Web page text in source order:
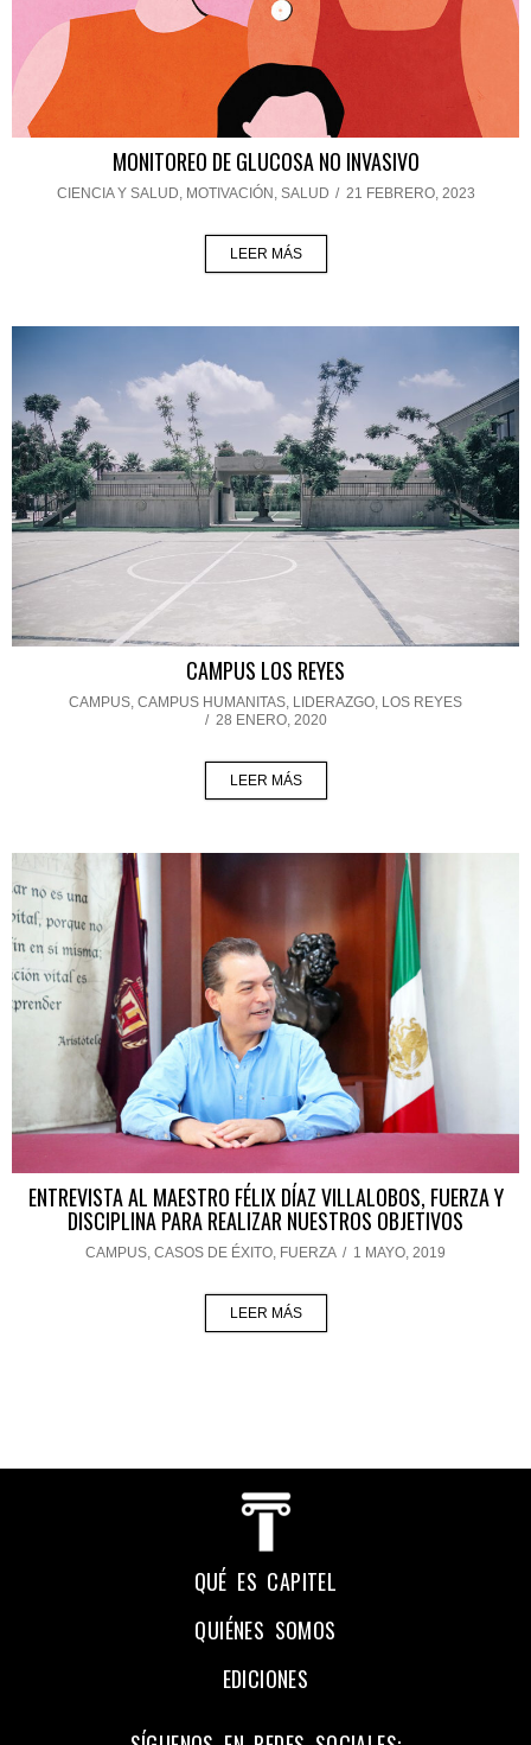
MONITOREO DE GLUCOSA NO INVASIVO
CIENCIA Y SALUD MOTIVACIÓN SALUD / 21 FEBRERO, 2023
LEER MÁS
CAMPUS LOS REYES
CAMPUS CAMPUS HUMANITAS LIDERAZGO LOS REYES
/ 28 ENERO, 2020
LEER MÁS
ENTREVISTA AL MAESTRO FÉLIX DÍAZ VILLALOBOS, FUERZA Y
DISCIPLINA PARA REALIZAR NUESTROS OBJETIVOS
CAMPUS CASOS DE ÉXITO FUERZA / 1 MAYO, 2019
LEER MÁS
QUÉ ES CAPITEL
QUIÉNES SOMOS
EDICIONES